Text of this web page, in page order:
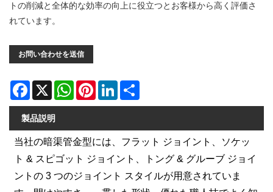
トの削減と全体的な効率の向上に役立つとお客様から高く評価さ
れています。
お問い合わせを送信
Facebook
X WhatsAppPinterestLinkedIn
製品説明
当社の暗渠管金型には、フラット ジョイント、ソケッ
ト & スピゴット ジョイント、トング & グルーブ ジョイ
ントの 3 つのジョイント スタイルが用意されていま